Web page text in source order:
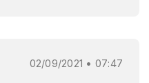
02/09/2021 • 07:47